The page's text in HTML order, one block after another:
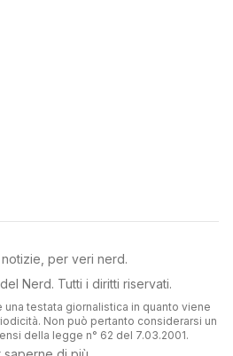
per veri nerd.
Nerd. Tutti i diritti riservati.
testata giornalistica in quanto viene
Non può pertanto considerarsi un
della legge n° 62 del 7.03.2001.